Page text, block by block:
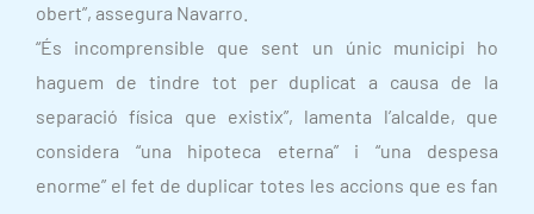
obert”, assegura Navarro.
“És incomprensible que sent un únic municipi ho
haguem de tindre tot per duplicat a causa de la
separació física que existix”, lamenta l’alcalde, que
considera “una hipoteca eterna” i “una despesa
enorme” el fet de duplicar totes les accions que es fan